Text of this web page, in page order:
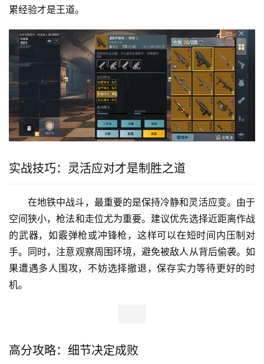
累经验才是王道。
实战技巧：灵活应对才是制胜之道
在地铁中战斗，最重要的是保持冷静和灵活应变。由于
空间狭小，枪法和走位尤为重要。建议优先选择近距离作战
的武器，如霰弹枪或冲锋枪，这样可以在短时间内压制对
手。同时，注意观察周围环境，避免被敌人从背后偷袭。如
果遭遇多人围攻，不妨选择撤退，保存实力等待更好的时
机。
高分攻略：细节决定成败